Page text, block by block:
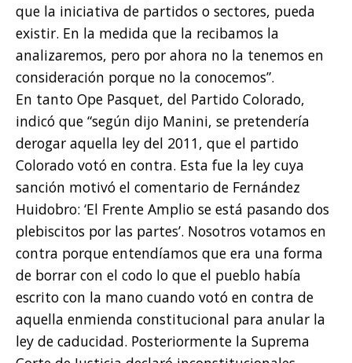
que la iniciativa de partidos o sectores, pueda
existir. En la medida que la recibamos la
analizaremos, pero por ahora no la tenemos en
consideración porque no la conocemos”.
En tanto Ope Pasquet, del Partido Colorado,
indicó que “según dijo Manini, se pretendería
derogar aquella ley del 2011, que el partido
Colorado votó en contra. Esta fue la ley cuya
sanción motivó el comentario de Fernández
Huidobro: ‘El Frente Amplio se está pasando dos
plebiscitos por las partes’. Nosotros votamos en
contra porque entendíamos que era una forma
de borrar con el codo lo que el pueblo había
escrito con la mano cuando votó en contra de
aquella enmienda constitucional para anular la
ley de caducidad. Posteriormente la Suprema